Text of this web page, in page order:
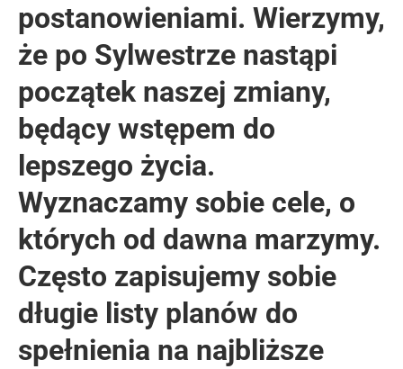
postanowieniami. Wierzymy,
że po Sylwestrze nastąpi
początek naszej zmiany,
będący wstępem do
lepszego życia.
Wyznaczamy sobie cele, o
których od dawna marzymy.
Często zapisujemy sobie
długie listy planów do
spełnienia na najbliższe